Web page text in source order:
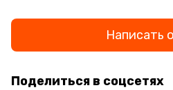
Написать
Поделиться в соцсетях